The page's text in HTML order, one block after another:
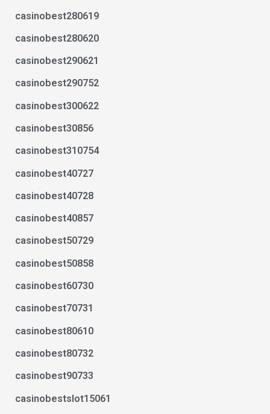
casinobest280619
casinobest280620
casinobest290621
casinobest290752
casinobest300622
casinobest30856
casinobest310754
casinobest40727
casinobest40728
casinobest40857
casinobest50729
casinobest50858
casinobest60730
casinobest70731
casinobest80610
casinobest80732
casinobest90733
casinobestslot15061